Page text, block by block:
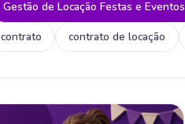
Gestão de Locação Festas e Eventos
contrato contrato de locação